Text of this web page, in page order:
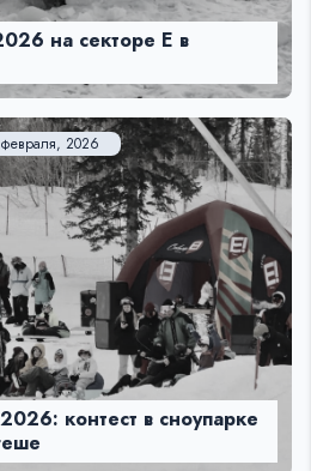
на секторе Е в
2026
контест в сноупарке